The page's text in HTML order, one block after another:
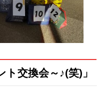
ト交換会～♪(笑)」